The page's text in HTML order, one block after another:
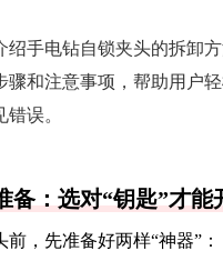
绍手电钻自锁夹头的拆卸
骤和注意事项，帮助用户
误。
备：选对“钥匙”才能
，先准备好两样“神器”：